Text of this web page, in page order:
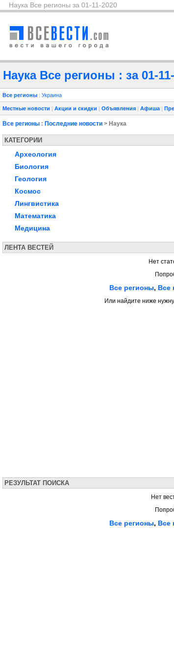
Наука Все регионы за 01-11-2020
Наука Все регионы : за 01-
Все регионы | Украина
Местные новости | Акции и скидки | Объявления | Афиша |
Все регионы : Последние новости > Наука
КАТЕГОРИИ
Археология
Биология
Геология
Космос
Лингвистика
Математика
Медицина
ЛЕНТА ВЕСТЕЙ
Нет
Все регионы, Все
Или найдите ниже
РЕЗУЛЬТАТ ПОИСКА
Нет
Все регионы, Все